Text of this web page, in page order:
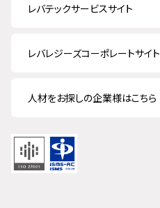
レバテックサービスサイト
レバレジーズコーポレートサイト
人材をお探しの企業様はこちら